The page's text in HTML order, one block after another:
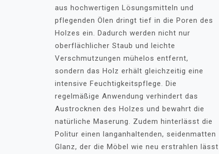
aus hochwertigen Lösungsmitteln und
pflegenden Ölen dringt tief in die Poren des
Holzes ein. Dadurch werden nicht nur
oberflächlicher Staub und leichte
Verschmutzungen mühelos entfernt,
sondern das Holz erhält gleichzeitig eine
intensive Feuchtigkeitspflege. Die
regelmäßige Anwendung verhindert das
Austrocknen des Holzes und bewahrt die
natürliche Maserung. Zudem hinterlässt die
Politur einen langanhaltenden, seidenmatten
Glanz, der die Möbel wie neu erstrahlen lässt